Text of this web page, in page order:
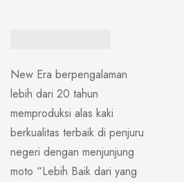
New Era berpengalaman
lebih dari 20 tahun
memproduksi alas kaki
berkualitas terbaik di penjuru
negeri dengan menjunjung
moto “Lebih Baik dari yang